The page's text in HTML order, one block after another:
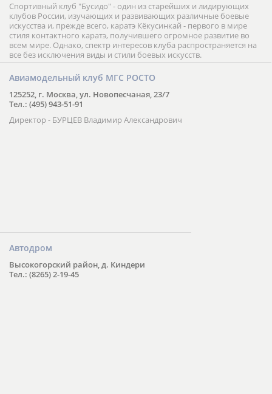
Спортивный клуб "Бусидо" - один из старейших и лидирующих
клубов России, изучающих и развивающих различные боевые
искусства и, прежде всего, каратэ Кёкусинкай - первого в мире
стиля контактного каратэ, получившего огромное развитие во
всем мире. Однако, спектр интересов клуба распространяется на
все без исключения виды и стили боевых искусств.
Авиамодельный клуб МГС РОСТО
125252, г. Москва, ул. Новопесчаная, 23/7
Тел.: (495) 943-51-91
Директор - БУРЦЕВ Владимир Александрович
Автодром
Высокогорский район, д. Киндери
Тел.: (8265) 2-19-45